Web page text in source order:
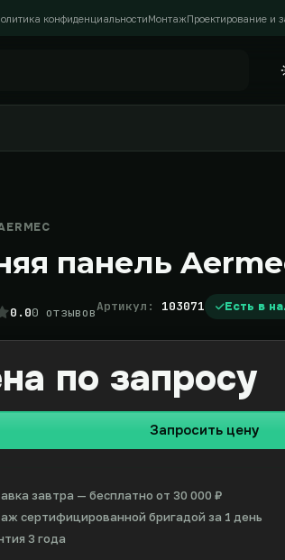
конфиденциальностиМонтажПроектирование и
панель
0.00 отзывовАртикул: 103071 Есть в
по запросу
Запросить цену
завтра — бесплатно от 30 000 ₽
сертифицированной бригадой за 1 день
3 года